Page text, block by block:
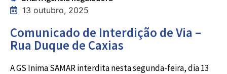
13 outubro, 2025
Comunicado de Interdição de Via –
Rua Duque de Caxias
A GS Inima SAMAR interdita nesta segunda-feira, dia 13